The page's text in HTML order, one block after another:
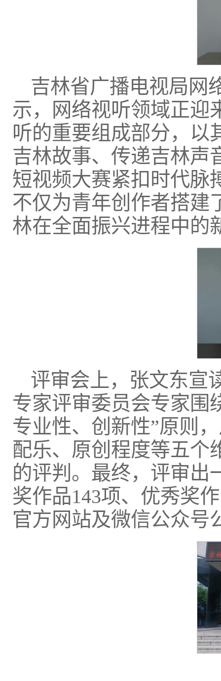
吉林省广播电视局网
示，网络视听领域正迎
听的重要组成部分，以
吉林故事、传递吉林声
短视频大赛紧扣时代脉
不仅为青年创作者搭建
林在全面振兴进程中的
评审会上，张文东宣
专家评审委员会专家围
专业性、创新性”原则
配乐、原创程度等五个
的评判。最终，评审出
奖作品143项、优秀奖
官方网站及微信公众号